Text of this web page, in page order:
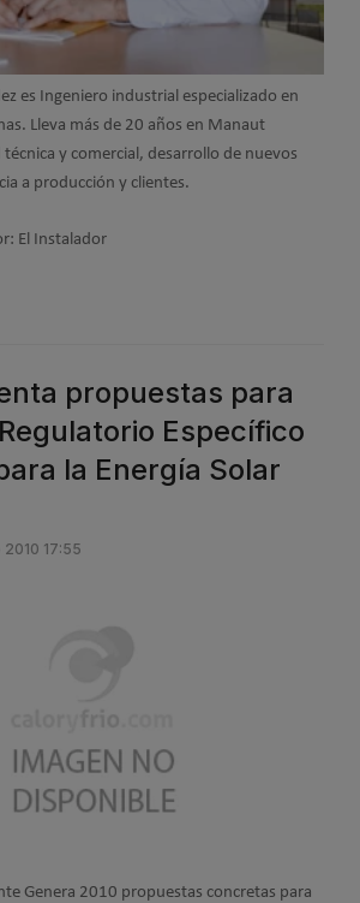
es Ingeniero industrial especializado en
Lleva más de 20 años en Manaut
y comercial, desarrollo de nuevos
a producción y clientes.
El Instalador
propuestas para
Específico
la Energía Solar
17:55
Genera 2010 propuestas concretas para